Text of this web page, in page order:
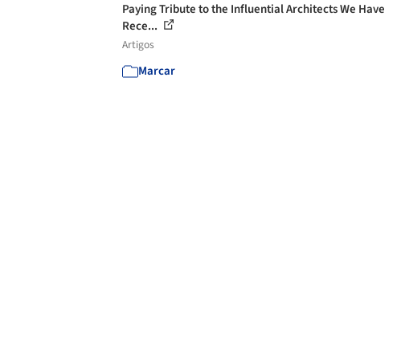
Paying Tribute to the Influential Architects We Have
Rece...
Artigos
Marcar